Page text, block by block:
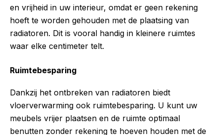
en vrijheid in uw interieur, omdat er geen rekening
hoeft te worden gehouden met de plaatsing van
radiatoren. Dit is vooral handig in kleinere ruimtes
waar elke centimeter telt.
Ruimtebesparing
Dankzij het ontbreken van radiatoren biedt
vloerverwarming ook ruimtebesparing. U kunt uw
meubels vrijer plaatsen en de ruimte optimaal
benutten zonder rekening te hoeven houden met de